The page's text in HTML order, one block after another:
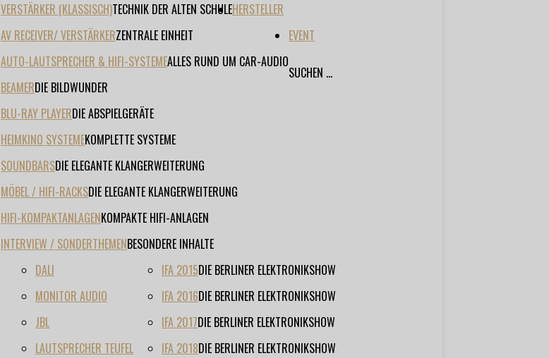
VERSTÄRKER (KLASSISCH)TECHNIK DER ALTEN SCHULE
AV RECEIVER/ VERSTÄRKERZENTRALE EINHEIT
AUTO-LAUTSPRECHER & HIFI-SYSTEMEALLES RUND UM CAR-AUDIO
BEAMERDIE BILDWUNDER
BLU-RAY PLAYERDIE ABSPIELGERÄTE
HEIMKINO SYSTEMEKOMPLETTE SYSTEME
SOUNDBARSDIE ELEGANTE KLANGERWEITERUNG
MÖBEL / HIFI-RACKSDIE ELEGANTE KLANGERWEITERUNG
HIFI-KOMPAKTANLAGENKOMPAKTE HIFI-ANLAGEN
INTERVIEW / SONDERTHEMENBESONDERE INHALTE
HERSTELLER
DALI
MONITOR AUDIO
JBL
LAUTSPRECHER TEUFEL
EVENT
IFA 2015DIE BERLINER ELEKTRONIKSHOW
IFA 2016DIE BERLINER ELEKTRONIKSHOW
IFA 2017DIE BERLINER ELEKTRONIKSHOW
IFA 2018DIE BERLINER ELEKTRONIKSHOW
SUCHEN ...